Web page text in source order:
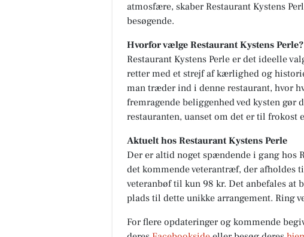
atmosfære, skaber Restaurant Kystens
besøgende.
Hvorfor vælge Restaurant Kystens Perle?
Restaurant Kystens Perle er det ideelle
retter med et strejf af kærlighed og
man træder ind i denne restaurant, hvor
fremragende beliggenhed ved kysten gør
restauranten, uanset om det er til frokost
Aktuelt hos Restaurant Kystens Perle
Der er altid noget spændende i gang hos
det kommende veterantræf, der afholdes
veteranbøf til kun 98 kr. Det anbefales at
plads til dette unikke arrangement. Ring
For flere opdateringer og kommende